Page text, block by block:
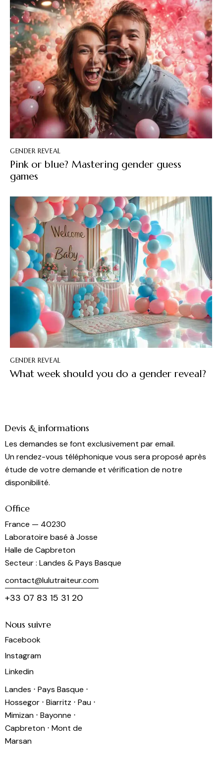
GENDER REVEAL
Pink or blue? Mastering gender guess
games
GENDER REVEAL
What week should you do a gender reveal?
Devis & informations
Les demandes se font exclusivement par email.
Un rendez-vous téléphonique vous sera proposé après
étude de votre demande et vérification de notre
disponibilité.
Office
France — 40230
Laboratoire basé à Josse
Halle de Capbreton
Secteur : Landes & Pays Basque
contact@lulutraiteur.com
+33 07 83 15 31 20
Nous suivre
Facebook
Instagram
Linkedin
Landes ⋅ Pays Basque ⋅
Hossegor ⋅ Biarritz ⋅ Pau ⋅
Mimizan ⋅ Bayonne ⋅
Capbreton ⋅ Mont de
Marsan